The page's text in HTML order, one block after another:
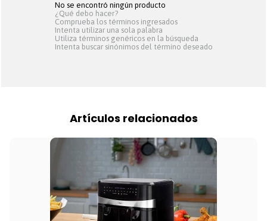
No se encontró ningún producto
¿Qué debo hacer?
Comprueba los términos ingresados
Intenta utilizar una sola palabra
Utiliza términos genéricos en la búsqueda
Intenta buscar sinónimos del término deseado
Artículos relacionados